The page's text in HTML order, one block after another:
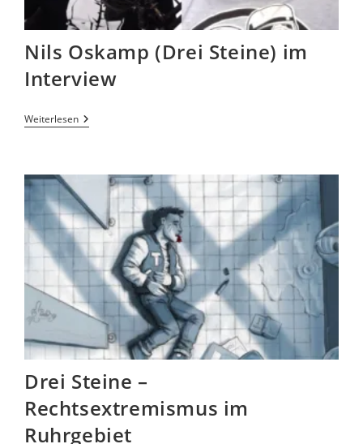
Nils Oskamp (Drei Steine) im
Interview
Weiterlesen
Drei Steine –
Rechtsextremismus im
Ruhrgebiet